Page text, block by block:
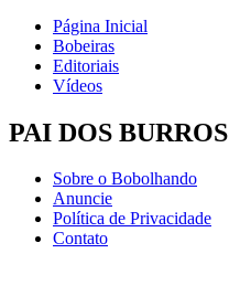
Página Inicial
Bobeiras
Editoriais
Vídeos
PAI DOS BURROS
Sobre o Bobolhando
Anuncie
Política de Privacidade
Contato